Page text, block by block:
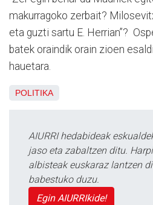
makurragoko zerbait?
eta guzti sartu E. Herrian”?
batek oraindik orain zioen
hauetara.
POLITIKA
AIURRI hedabideak
jaso eta zabaltzen ditu.
albisteak euskaraz lantzen
babestuko duzu.
Egin AIURRIkide!